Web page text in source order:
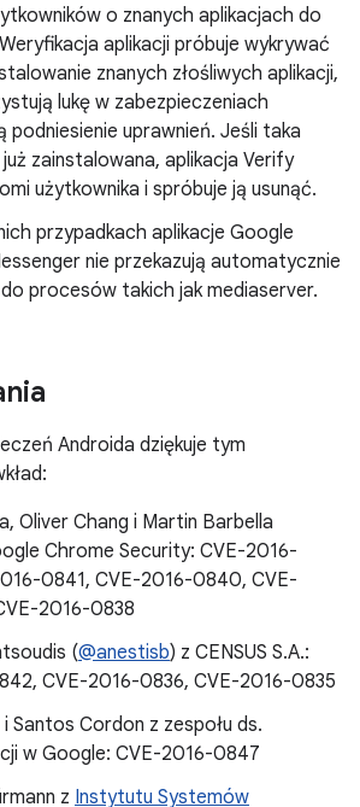
o znanych aplikacjach do
aplikacji próbuje wykrywać
znanych złośliwych aplikacji,
lukę w zabezpieczeniach
podniesienie uprawnień. Jeśli taka
zainstalowana, aplikacja Verify
użytkownika i spróbuje ją usunąć.
przypadkach aplikacje Google
nie przekazują automatycznie
procesów takich jak mediaserver.
Androida dziękuje tym
Oliver Chang i Martin Barbella
Chrome Security: CVE-2016-
0841, CVE-2016-0840, CVE-
2016-0838
(@anestisb) z CENSUS S.A.:
CVE-2016-0836, CVE-2016-0835
Santos Cordon z zespołu ds.
w Google: CVE-2016-0847
z Instytutu Systemów